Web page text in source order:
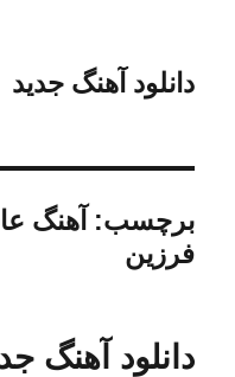
دانلود آهنگ جدید
برچسب: آهنگ
فرزین
دانلود آهنگ